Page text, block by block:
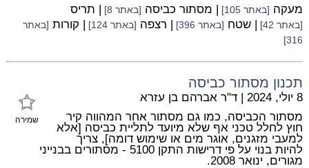
מעקה [באתר 105] | מסתור כביסה [באתר 8] | תריס
[באתר 42] | שטח [באתר 396] | רצפה [באתר 124] | קורות [באתר
316]
תכנון מסתור כביסה
שמירה
8 יולי, 2024 | ד"ר אברהם בן עזרא
מסתור הכביסה, כמו גם מסתור אחר המהווה קיר
חוץ לחלל טכני אף שלא מיועד לתליית כביסה [אלא
למעבי מזגנים, אוגר מים או שימוש דומה], צריך
להיות בנוי על פי דרישות התקן 5100 - מסתורים בבנייני
מגורים, ינואר 2008.